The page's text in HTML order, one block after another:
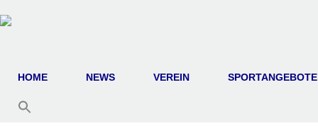
HOME NEWS VEREIN SPORTANGEBOTE